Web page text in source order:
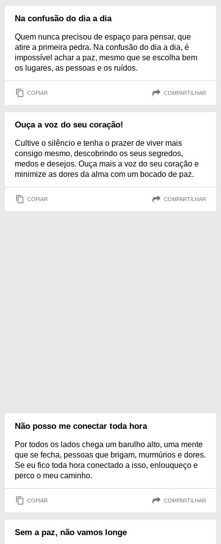
Na confusão do dia a dia
Quem nunca precisou de espaço para pensar, que
atire a primeira pedra. Na confusão do dia a dia, é
impossível achar a paz, mesmo que se escolha bem
os lugares, as pessoas e os ruídos.
COPIAR COMPARTILHAR
Ouça a voz do seu coração!
Cultive o silêncio e tenha o prazer de viver mais
consigo mesmo, descobrindo os seus segredos,
medos e desejos. Ouça mais a voz do seu coração e
minimize as dores da alma com um bocado de paz.
COPIAR COMPARTILHAR
Não posso me conectar toda hora
Por todos os lados chega um barulho alto, uma mente
que se fecha, pessoas que brigam, murmúrios e dores.
Se eu fico toda hora conectado a isso, enlouqueço e
perco o meu caminho.
COPIAR COMPARTILHAR
Sem a paz, não vamos longe